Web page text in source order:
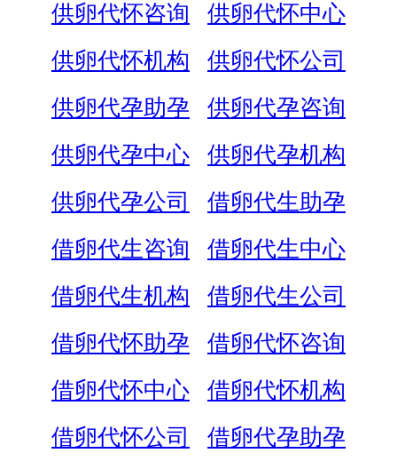
供卵代怀咨询
供卵代怀中心
供卵代怀机构
供卵代怀公司
供卵代孕助孕
供卵代孕咨询
供卵代孕中心
供卵代孕机构
供卵代孕公司
借卵代生助孕
借卵代生咨询
借卵代生中心
借卵代生机构
借卵代生公司
借卵代怀助孕
借卵代怀咨询
借卵代怀中心
借卵代怀机构
借卵代怀公司
借卵代孕助孕